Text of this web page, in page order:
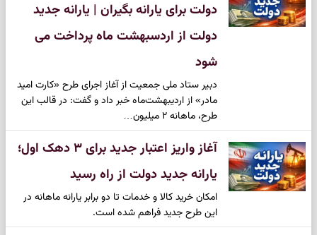
دولت برای یارانه بگیران | یارانه جدید
دولت از اردسبهشت ماه پرداخت می
شود
دبیر ستاد ملی جمعیت از آغاز اجرای طرح «کارت امید
مادر» از اردیبهشت‌ماه خبر داد و گفت: در قالب این
طرح، ماهانه ۲ میلیون…
آغاز واریز اعتبار جدید برای ۳ دهک اول؛
یارانه جدید دولت از راه رسید
امکان خرید کالا و خدمات تا دو برابر یارانه ماهانه در
این طرح جدید فراهم شده است.